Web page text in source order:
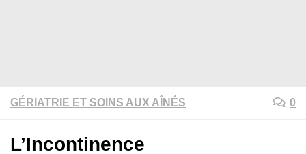
GÉRIATRIE ET SOINS AUX AÎNÉS 0
L’Incontinence